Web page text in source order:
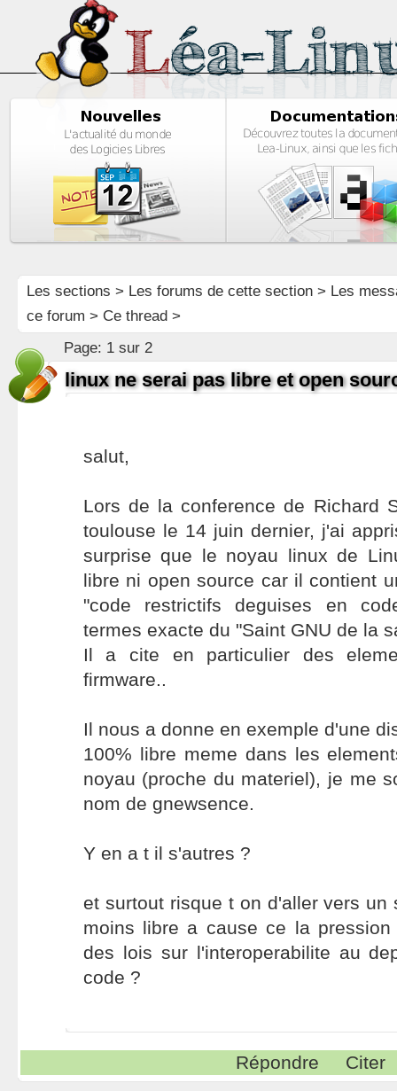
Les sections > Les forums de cette section> Les
ce forum > Ce thread >
Page: 1 sur 2
linux ne serai pas libre et open
salut,
Lors de la conference de Richard
toulouse le 14 juin dernier, j'ai
surprise que le noyau linux de
libre ni open source car il contient
"code restrictifs deguises en
termes exacte du "Saint GNU de la
Il a cite en particulier des
firmware..
Il nous a donne en exemple d'une
100% libre meme dans les
noyau (proche du materiel), je me
nom de gnewsence.
Y en a t il s'autres ?
et surtout risque t on d'aller vers un
moins libre a cause ce la
des lois sur l'interoperabilite au
code ?
Répondre Citer